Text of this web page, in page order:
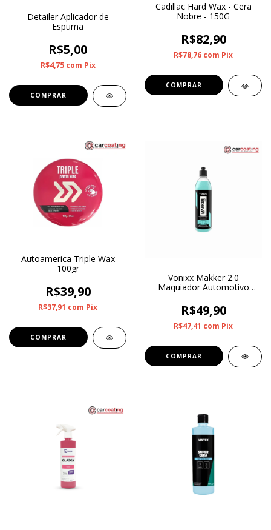
Detailer Aplicador de
Espuma
R$5,00
R$4,75 com Pix
Cadillac Hard Wax - Cera
Nobre - 150G
R$82,90
R$78,76 com Pix
Autoamerica Triple Wax
100gr
R$39,90
R$37,91 com Pix
Vonixx Makker 2.0
Maquiador Automotivo
R$49,90
R$47,41 com Pix